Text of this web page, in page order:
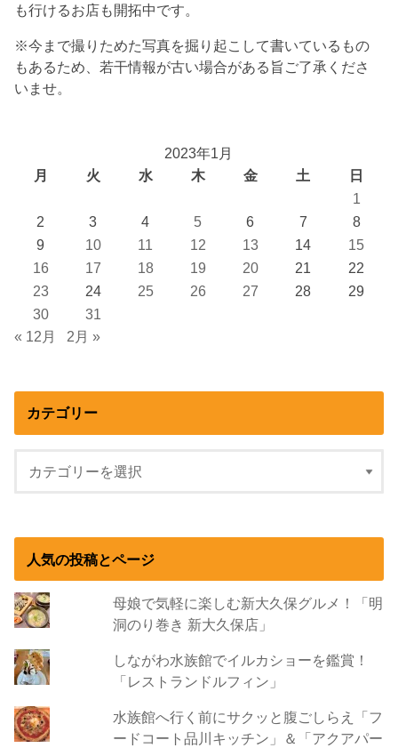
も行けるお店も開拓中です。
※今まで撮りためた写真を掘り起こして書いているもの
もあるため、若干情報が古い場合がある旨ご了承くださ
いませ。
2023年1月
月
火 水 木 金 土
日
1
2
3 4 5 6 7
8
9
10 11 12 13 14
15
16
17 18 19 20 21
22
23
24 25 26 27 28
29
30
31
« 12月
2月 »
カテゴリー
人気の投稿とページ
母娘で気軽に楽しむ新大久保グルメ！「明
洞のり巻き 新大久保店」
しながわ水族館でイルカショーを鑑賞！
「レストランドルフィン」
水族館へ行く前にサクッと腹ごしらえ「フ
ードコート品川キッチン」＆「アクアパー